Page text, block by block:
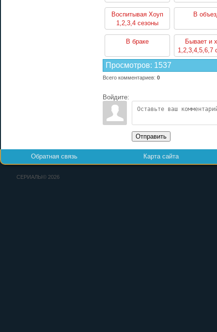
Воспитывая Хоуп
1,2,3,4 сезоны
В
В браке
Бывает и
1,2,3,4,5,6,7
Просмотров: 1537
Всего комментариев: 0
Войдите:
Отправить
Обратная связь Карта сайта
СЕРИАЛЫ© 2026